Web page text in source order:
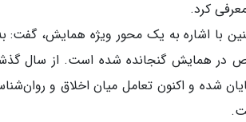
کرد.
با اشاره به یک محور ویژه همایش، گفت:
در همایش گنجانده شده است. از سال
شده و اکنون تعامل میان اخلاق و